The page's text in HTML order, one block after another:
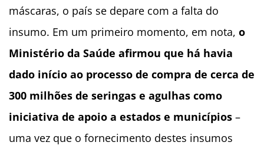
máscaras, o país se depare com a falta do
insumo. Em um primeiro momento, em nota, o
Ministério da Saúde afirmou que há havia
dado início ao processo de compra de cerca de
300 milhões de seringas e agulhas como
iniciativa de apoio a estados e municípios –
uma vez que o fornecimento destes insumos